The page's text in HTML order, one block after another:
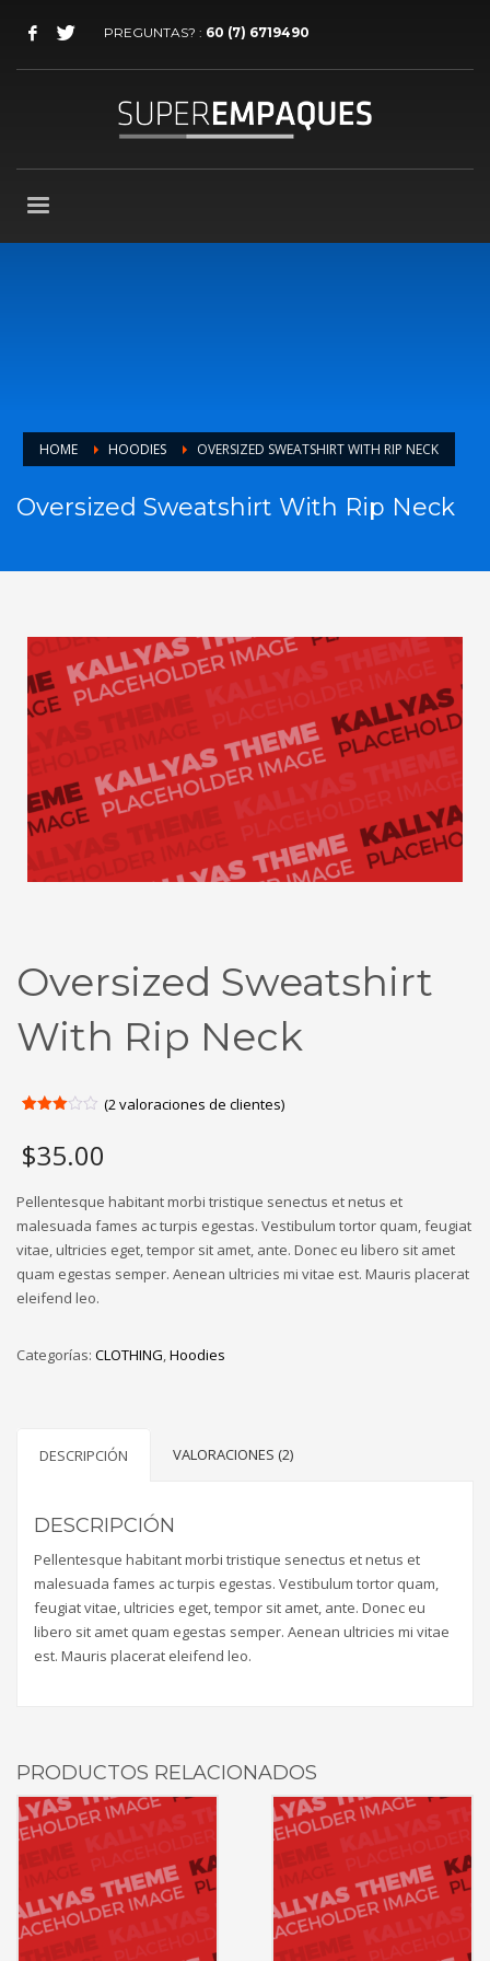
PREGUNTAS? : 60 (7) 6719490
HOME HOODIES OVERSIZED SWEATSHIRT WITH RIP NECK
Oversized Sweatshirt With Rip Neck
Oversized Sweatshirt
With Rip Neck
3.00
de 5
base
a
valoraciones
clientes
(2valoraciones de clientes)
$35.00
Pellentesque habitant morbi tristique senectus et netus et
malesuada fames ac turpis egestas. Vestibulum tortor quam, feugiat
vitae, ultricies eget, tempor sit amet, ante. Donec eu libero sit amet
quam egestas semper. Aenean ultricies mi vitae est. Mauris placerat
eleifend leo.
Categorías: CLOTHING,Hoodies
DESCRIPCIÓN VALORACIONES (2)
DESCRIPCIÓN
Pellentesque habitant morbi tristique senectus et netus et
malesuada fames ac turpis egestas. Vestibulum tortor quam,
feugiat vitae, ultricies eget, tempor sit amet, ante. Donec eu
libero sit amet quam egestas semper. Aenean ultricies mi vitae
est. Mauris placerat eleifend leo.
PRODUCTOS RELACIONADOS